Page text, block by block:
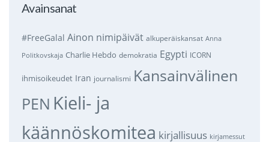
Avainsanat
#FreeGalal Ainon nimipäivät alkuperäiskansat Anna
Politkovskaja Charlie Hebdo demokratia Egypti ICORN
ihmisoikeudet Iran journalismi Kansainvälinen
PEN Kieli- ja
käännöskomitea kirjallisuus kirjamessut